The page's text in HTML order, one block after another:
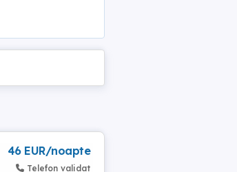
46 EUR/noapte
Telefon validat